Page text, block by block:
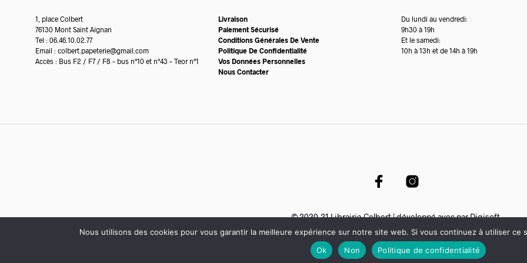
1, place Colbert
76130 Mont Saint Aignan
Tel : 06.46.10.02.77
Email : colbert.papeterie@gmail.com
Accès : Bus F2 / F7 / F8 – bus n°10 et n°43 – Teor n°1
Livraison
Paiement Sécurisé
Conditions Générales De Vente
Politique De Confidentialité
Vos Données Personnelles
Nous Contacter
Du lundi au vendredi:
9h30 à 19h
Et le samedi:
10h à 13h et de 14h à 19h
© 2020-21 Librairie Colbert | développé avec parDigisoft
Nous utilisons des cookies pour vous garantir la meilleure expérience sur notre site web. Si vous continuez à utiliser
Ok
Non Politique de confidentialité